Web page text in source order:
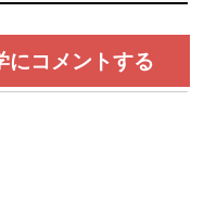
にコメントする